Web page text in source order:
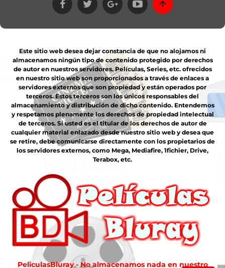
Este sitio web desea dejar constancia de que no alojamos ni
almacenamos ningún tipo de contenido protegido por derechos
de autor en nuestros servidores. Películas, Series, etc. ofrecidos
en nuestro sitio web son proporcionados a través de enlaces a
servidores externos que son propiedad y están operados por
terceros. Estos terceros son los únicos responsables del
almacenamiento y distribución de dicho contenido. Entendemos
y respetamos plenamente los derechos de propiedad intelectual
de terceros. Si usted es el titular de los derechos de autor de
cualquier material enlazado desde nuestro sitio web y desea que
se retire, debe comunicarse directamente con los propietarios de
los servidores externos, como Mega, Mediafire, 1fichier, Drive,
Terabox, etc.
PeliculasBluray - No almacenamos nada en nuestro